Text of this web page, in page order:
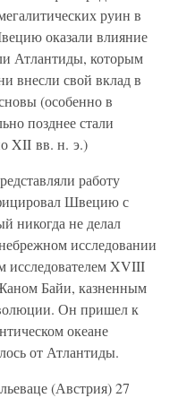
руин в
оказали влияние
Атлантиды, которым
внесли свой вклад в
(особенно в
позднее стали
XII вв. н. э.)
работу
Швецию с
никогда не делал
исследовании
исследователем XVIII
Байи, казненным
Он пришел к
океане
от Атлантиды.
(Австрия) 27